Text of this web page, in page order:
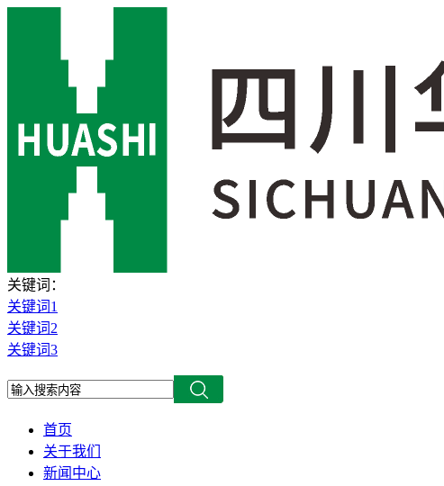
关键词：
关键词1
关键词2
关键词3
首页
关于我们
新闻中心